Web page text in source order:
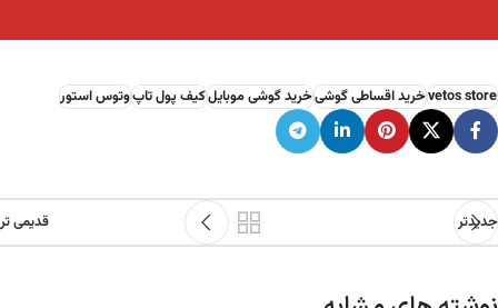
vetos storeخرید اقساطی گوشیخرید گوشی موبایلکیف پول تاپوتوس استور
جدیدتر قدیمی تر